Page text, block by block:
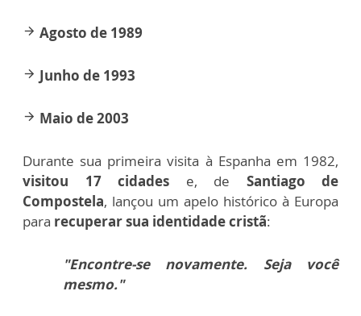
arrow_forward Agosto de 1989
arrow_forward Junho de 1993
arrow_forward Maio de 2003
Durante sua primeira visita à Espanha em 1982,
visitou 17 cidades e, de Santiago de
Compostela, lançou um apelo histórico à Europa
para recuperar sua identidade cristã:
"Encontre-se novamente. Seja você
mesmo."